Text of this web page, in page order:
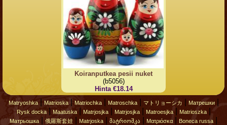
Koiranputkea pesii nuket
(b5056)
Hinta €18.14
Matryoshka| Matrioska| Matriochka| Matroschka| マトリョーシカ Матрешки|
Rysk docka| Maatuska| Matrjosjka| Matrjosjka| Matroesjka| Matrioszka|
Матрьошка 俄羅斯套娃 Matrjoska მატრიოშკა Ματριόσκα Boneca russa